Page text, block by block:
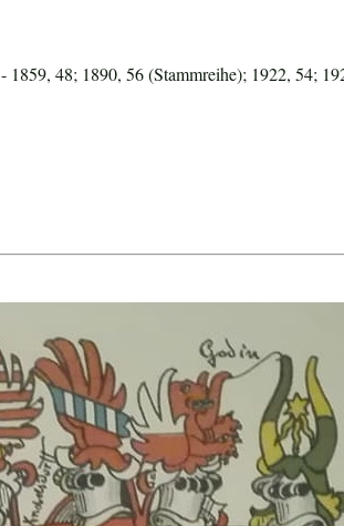
- 1859, 48; 1890, 56 (Stammreihe); 1922, 54;